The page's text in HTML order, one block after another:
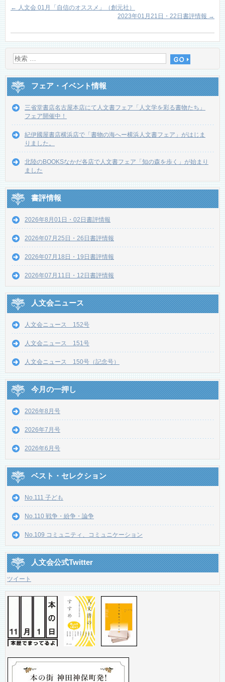
← 人文会 01月「自信のオススメ」（創元社）
2023年01月21日・22日書評情報 →
フェア・イベント情報
三省堂書店名古屋本店にて人文書フェア「人文学を彩る書物たち」
フェア開催中！
紀伊國屋書店横浜店で「書物の海へー横浜人文書フェア」がはじま
りました。
北陸のBOOKSなかだ各店で人文書フェア「知の森を歩く」が始まり
ました
書評情報
2026年8月01日・02日書評情報
2026年07月25日・26日書評情報
2026年07月18日・19日書評情報
2026年07月11日・12日書評情報
人文会ニュース
人文会ニュース 152号
人文会ニュース 151号
人文会ニュース 150号（記念号）
今月の一押し
2026年8月号
2026年7月号
2026年6月号
ベスト・セレクション
No.111 子ども
No.110 戦争・紛争・論争
No.109 コミュニティ、コミュニケーション
人文会公式Twitter
ツイート